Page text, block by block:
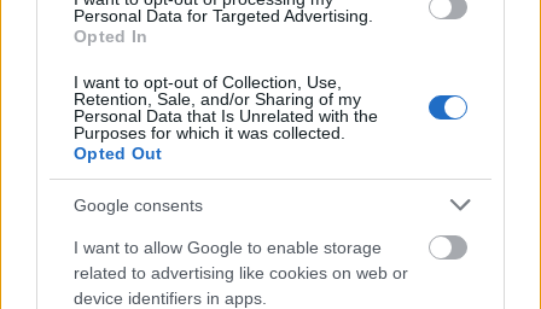
Personal Data for Targeted Advertising.
Opted In
I want to opt-out of Collection, Use,
Retention, Sale, and/or Sharing of my
Personal Data that Is Unrelated with the
Purposes for which it was collected.
Opted Out
Google consents
I want to allow Google to enable storage
related to advertising like cookies on web or
device identifiers in apps.
műemlékfelújítás műemlék restaurálás
Történelmi táj, amelynek minden köve mesél –
megújul a tatai Angolkert
A projekt részeként megújulnak a területen található
műemlékek, köztük a különleges Műromok, valamint a közeli
Várkanyarban álló Nepomuki Szent János híd és szobor is.